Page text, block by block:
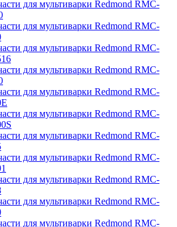
для мультиварки Redmond RMC-
для мультиварки Redmond RMC-
для мультиварки Redmond RMC-
для мультиварки Redmond RMC-
для мультиварки Redmond RMC-
для мультиварки Redmond RMC-
для мультиварки Redmond RMC-
для мультиварки Redmond RMC-
для мультиварки Redmond RMC-
для мультиварки Redmond RMC-
для мультиварки Redmond RMC-